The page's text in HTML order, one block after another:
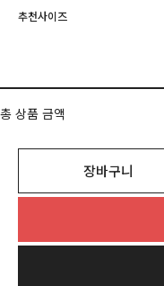
추천사이즈
총 상품 금액
장바구니